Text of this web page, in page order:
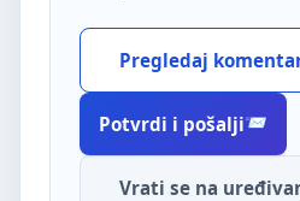
Pregledaj
Potvrdi i pošalji
Vrati se na